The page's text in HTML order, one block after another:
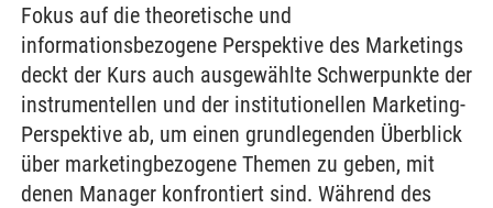
Fokus auf die theoretische und
informationsbezogene Perspektive des Marketings
deckt der Kurs auch ausgewählte Schwerpunkte der
instrumentellen und der institutionellen Marketing-
Perspektive ab, um einen grundlegenden Überblick
über marketingbezogene Themen zu geben, mit
denen Manager konfrontiert sind. Während des